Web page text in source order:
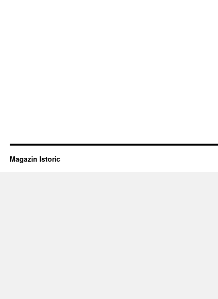
Magazin Istoric